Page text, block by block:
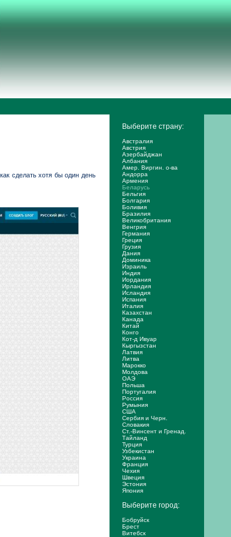
сделать хотя бы один день
Выберите страну:
Австралия
Австрия
Азербайджан
Албания
Амер. Виргин. о-ва
Андорра
Армения
Беларусь
Бельгия
Болгария
Боливия
Бразилия
Великобритания
Венгрия
Германия
Греция
Грузия
Дания
Доминика
Израиль
Индия
Иордания
Ирландия
Исландия
Испания
Италия
Казахстан
Канада
Китай
Конго
Кот-д Ивуар
Кыргызстан
Латвия
Литва
Марокко
Молдова
ОАЭ
Польша
Португалия
Россия
Румыния
США
Сербия и Черн.
Словакия
Ст.-Винсент и Гренад.
Тайланд
Турция
Узбекистан
Украина
Франция
Чехия
Швеция
Эстония
Япония
Выберите город:
Бобруйск
Брест
Витебск